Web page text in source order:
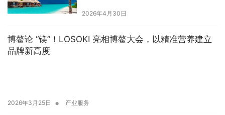
2026年4月30日
博鳌论 “镁”！LOSOKI 亮相博鳌大会，以精准营养建立
品牌新高度
2026年3月25日 • 产业服务